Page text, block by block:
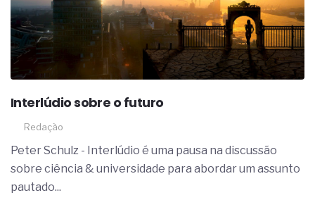
Interlúdio sobre o futuro
Redação
Peter Schulz - Interlúdio é uma pausa na discussão
sobre ciência & universidade para abordar um assunto
pautado...